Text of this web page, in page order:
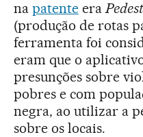
na patenteera
(produção de rotas
ferramenta foi
eram que o
presunções sobre
pobres e com
negra, ao utilizar a
sobre os locais.